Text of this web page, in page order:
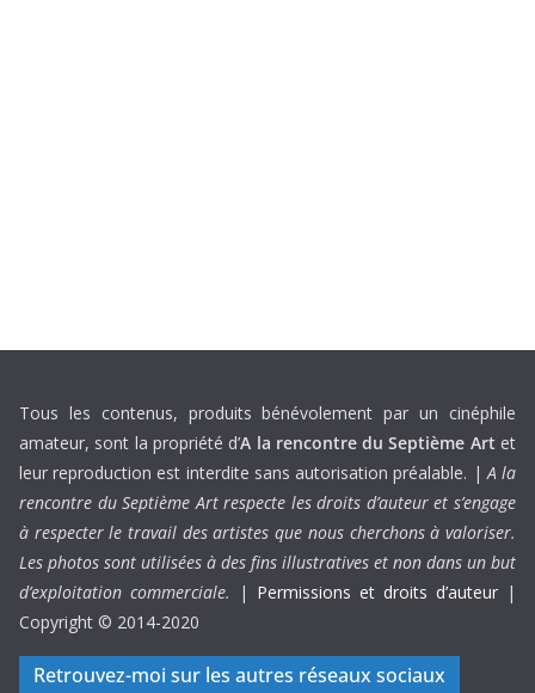
Tous les contenus, produits bénévolement par un cinéphile
amateur, sont la propriété d’A la rencontre du Septième Art et
leur reproduction est interdite sans autorisation préalable. |A la
rencontre du Septième Art respecte les droits d’auteur et s’engage
à respecter le travail des artistes que nous cherchons à valoriser.
Les photos sont utilisées à des fins illustratives et non dans un but
d’exploitation commerciale.
| Permissions et droits d’auteur |
Copyright © 2014-2020
Retrouvez-moi sur les autres réseaux sociaux